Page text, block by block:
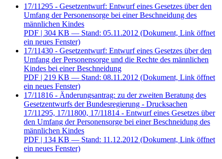
17/11295 - Gesetzentwurf: Entwurf eines Gesetzes über den
Umfang der Personensorge bei einer Beschneidung des
männlichen Kindes
PDF | 304 KB — Stand: 05.11.2012 (Dokument, Link öffnet
ein neues Fenster)
17/11430 - Gesetzentwurf: Entwurf eines Gesetzes über den
Umfang der Personensorge und die Rechte des männlichen
Kindes bei einer Beschneidung
PDF | 219 KB — Stand: 08.11.2012 (Dokument, Link öffnet
ein neues Fenster)
17/11816 - Änderungsantrag: zu der zweiten Beratung des
Gesetzentwurfs der Bundesregierung - Drucksachen
17/11295, 17/11800, 17/11814 - Entwurf eines Gesetzes über
den Umfang der Personensorge bei einer Beschneidung des
männlichen Kindes
PDF | 134 KB — Stand: 11.12.2012 (Dokument, Link öffnet
ein neues Fenster)